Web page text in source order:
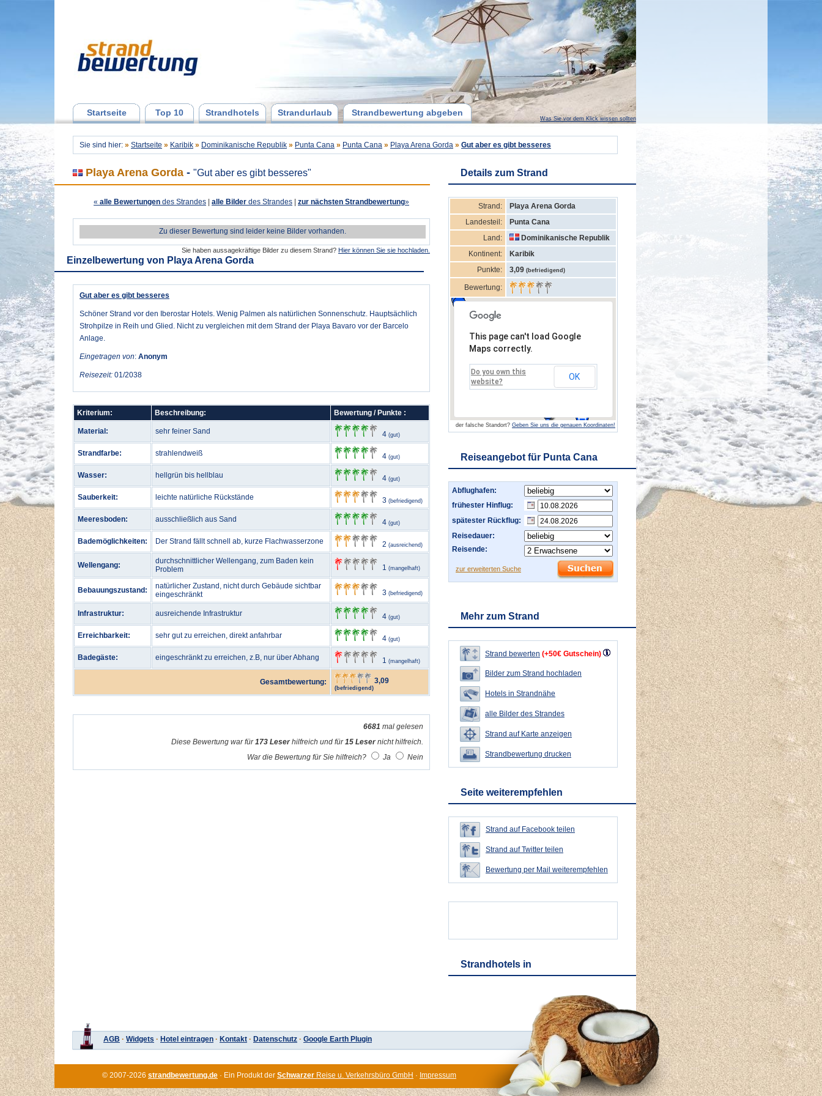
Startseite Top 10 Strandhotels Strandurlaub Strandbewertung abgeben
Was Sie vor dem Klick wissen sollten
Sie sind hier: » Startseite » Karibik » Dominikanische Republik » Punta Cana » Punta Cana » Playa Arena Gorda » Gut aber es gibt besseres
Playa Arena Gorda - "Gut aber es gibt besseres"
« alle Bewertungen des Strandes alle Bilder des Strandes zur nächsten Strandbewertung»
Zu dieser Bewertung sind leider keine Bilder vorhanden.
Sie haben aussagekräftige Bilder zu diesem Strand? Hier können Sie sie hochladen.
Einzelbewertung von Playa Arena Gorda
Gut aber es gibt besseres
Schöner Strand vor den Iberostar Hotels. Wenig Palmen als natürlichen Sonnenschutz. Hauptsächlich
Strohpilze in Reih und Glied. Nicht zu vergleichen mit dem Strand der Playa Bavaro vor der Barcelo
Anlage.
Eingetragen von: Anonym
Reisezeit: 01/2038
Kriterium: Beschreibung: Bewertung / Punkte :
Material: sehr feiner Sand 4 (gut)
Strandfarbe: strahlendweiß 4 (gut)
Wasser: hellgrün bis hellblau 4 (gut)
Sauberkeit: leichte natürliche Rückstände 3 (befriedigend)
Meeresboden: ausschließlich aus Sand 4 (gut)
Bademöglichkeiten: Der Strand fällt schnell ab, kurze Flachwasserzone 2 (ausreichend)
Wellengang:
durchschnittlicher Wellengang, zum Baden kein
Problem
1 (mangelhaft)
Bebauungszustand:
natürlicher Zustand, nicht durch Gebäude sichtbar
eingeschränkt
3 (befriedigend)
Infrastruktur: ausreichende Infrastruktur 4 (gut)
Erreichbarkeit: sehr gut zu erreichen, direkt anfahrbar 4 (gut)
Badegäste: eingeschränkt zu erreichen, z.B, nur über Abhang 1 (mangelhaft)
Gesamtbewertung: 3,09
(befriedigend)
6681 mal gelesen
Diese Bewertung war für173 Leserhilfreich und für15 Lesernicht hilfreich.
War die Bewertung für Sie hilfreich?
Ja Nein
Details zum Strand
Strand:
Playa Arena Gorda
Landesteil:
Punta Cana
Land:
Dominikanische Republik
Kontinent:
Karibik
Punkte:
3,09 (befriedigend)
Bewertung:
This page can't load Google
Maps correctly.
Do you own this
website?
OK
der falsche Standort? Geben Sie uns die genauen Koordinaten!
Reiseangebot für Punta Cana
Abflughafen:
frühester Hinflug:
spätester Rückflug:
Reisedauer:
Reisende:
zur erweiterten Suche
Mehr zum Strand
Strand bewerten (+50€ Gutschein)
Bilder zum Strand hochladen
Hotels in Strandnähe
alle Bilder des Strandes
Strand auf Karte anzeigen
Strandbewertung drucken
Seite weiterempfehlen
Strand auf Facebook teilen
Strand auf Twitter teilen
Bewertung per Mail weiterempfehlen
Strandhotels in
AGB · Widgets · Hotel eintragen · Kontakt · Datenschutz · Google Earth Plugin
© 2007-2026 strandbewertung.de · Ein Produkt der Schwarzer Reise u. Verkehrsbüro GmbH · Impressum